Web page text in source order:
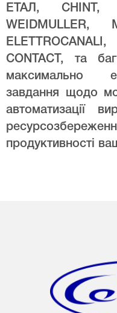
ЕТАЛ, CHINT,
CONTACT, та
максимально
завдання щодо
автоматизації
продуктивності